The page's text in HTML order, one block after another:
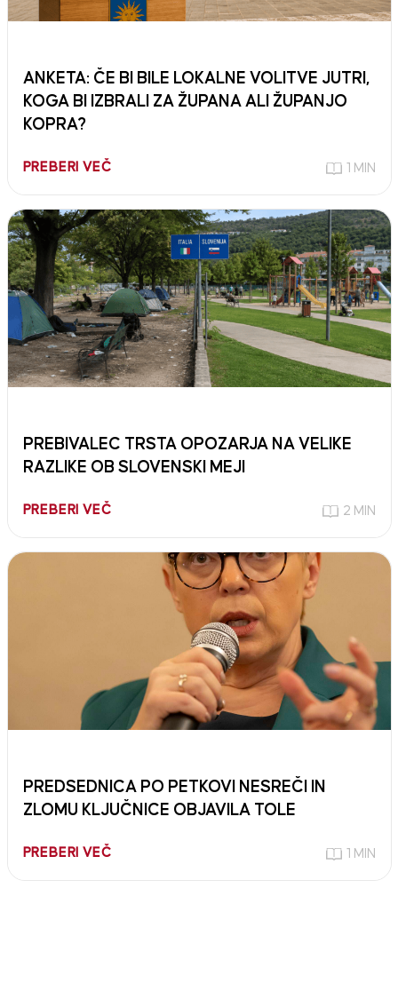
ANKETA: ČE BI BILE LOKALNE VOLITVE JUTRI,
KOGA BI IZBRALI ZA ŽUPANA ALI ŽUPANJO
KOPRA?
PREBERI VEČ 1 MIN
PREBIVALEC TRSTA OPOZARJA NA VELIKE
RAZLIKE OB SLOVENSKI MEJI
PREBERI VEČ 2 MIN
PREDSEDNICA PO PETKOVI NESREČI IN
ZLOMU KLJUČNICE OBJAVILA TOLE
PREBERI VEČ 1 MIN